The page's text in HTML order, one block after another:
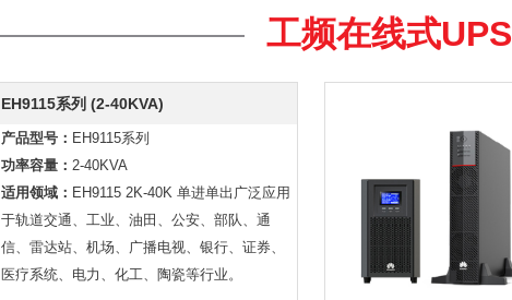
工频在线式UPS
EH9115系列 (2-40KVA)
产品型号： EH9115系列
功率容量：2-40KVA
适用领域： EH9115 2K-40K 单进单出广泛应用
于轨道交通、工业、油田、公安、部队、通
信、雷达站、机场、广播电视、银行、证券、
医疗系统、电力、化工、陶瓷等行业。